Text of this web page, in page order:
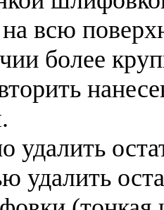
всю
более
удалить
удалить